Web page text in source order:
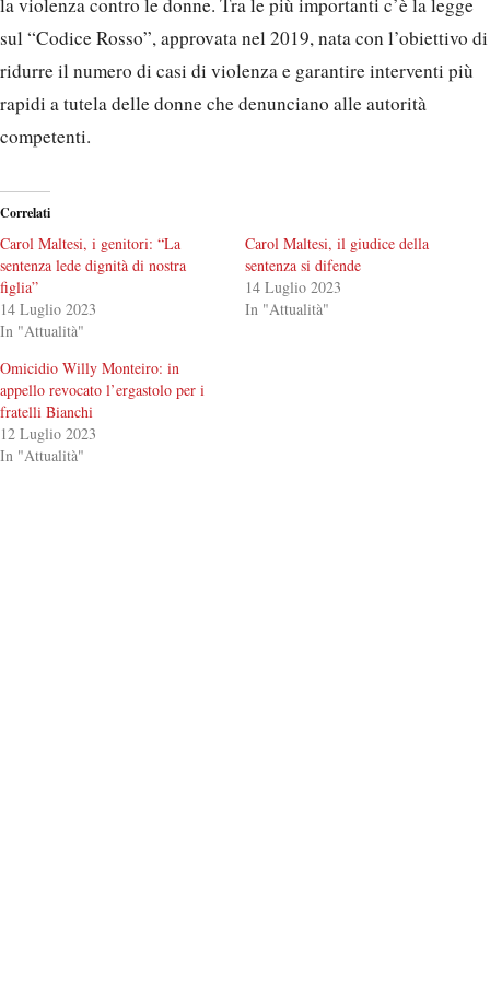
sul “Codice Rosso”, approvata nel 2019, nata con l’obiettivo di
ridurre il numero di casi di violenza e garantire interventi più
rapidi a tutela delle donne che denunciano alle autorità
competenti.
Correlati
Carol Maltesi, i genitori: “La
sentenza lede dignità di nostra
figlia”
14 Luglio 2023
In "Attualità"
Carol Maltesi, il giudice della
sentenza si difende
14 Luglio 2023
In "Attualità"
Omicidio Willy Monteiro: in
appello revocato l’ergastolo per i
fratelli Bianchi
12 Luglio 2023
In "Attualità"